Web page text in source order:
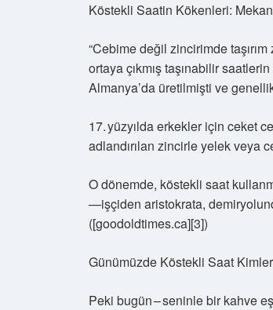
Köstekli Saatin Kökenleri:
“Cebime değil zincirimde
ortaya çıkmış taşınabilir
Almanya’da üretilmişti ve
17. yüzyılda erkekler için ceket
adlandırılan zincirle yelek veya
O dönemde, köstekli saat
—işçiden aristokrata,
([goodoldtimes.ca][3])
Günümüzde Köstekli Saat
Peki bugün – seninle bir kahve